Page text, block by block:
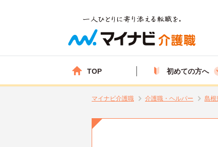
TOP 初めての方へ
マイナビ介護職 介護職・ヘルパー 島根